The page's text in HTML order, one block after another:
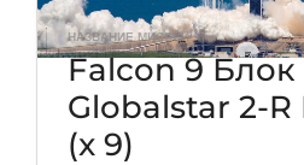
НАЗВАНИЕ МИССИИ
Falcon 9 Блок
Globalstar 2-R
(x 9)